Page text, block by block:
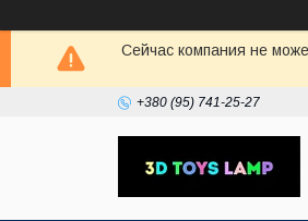
Сейчас компания не
+380 (95) 741-25-27